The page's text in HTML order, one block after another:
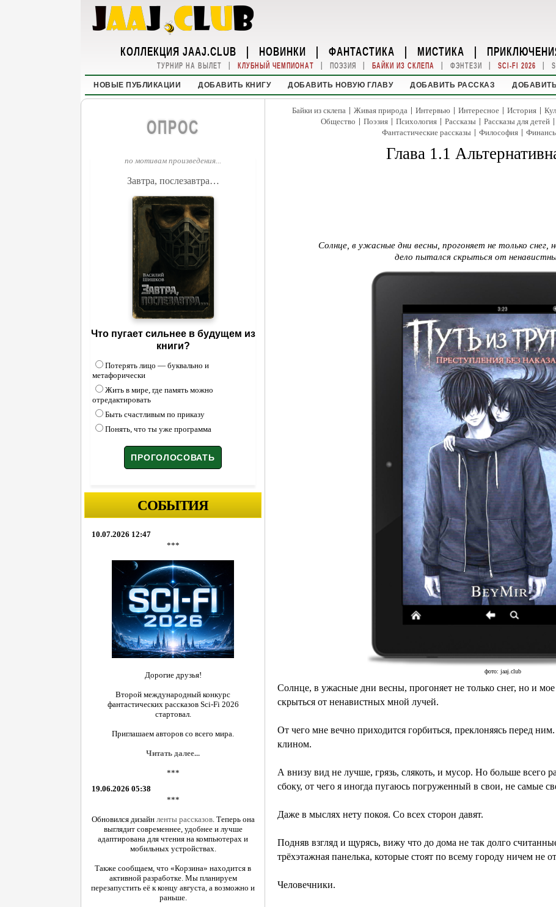
КОЛЛЕКЦИЯ JAAJ.CLUB | НОВИНКИ | ФАНТАСТИКА | МИСТИКА |
ТУРНИР НА ВЫЛЕТ | КЛУБНЫЙ ЧЕМПИОНАТ | ПОЭЗИЯ | БАЙКИ ИЗ СКЛЕПА | ФЭНТЕЗИ | SCI-FI 2026 |
НОВЫЕ ПУБЛИКАЦИИ ДОБАВИТЬ КНИГУ ДОБАВИТЬ НОВУЮ ГЛАВУ ДОБАВИТЬ РАССКАЗ
ОПРОС
по мотивам произведения...
Завтра, послезавтра…
Что пугает сильнее в будущем из
книги?
Потерять лицо — буквально и
метафорически
Жить в мире, где память можно
отредактировать
Быть счастливым по приказу
Понять, что ты уже программа
СОБЫТИЯ
10.07.2026 12:47
***
Дорогие друзья!
Второй международный конкурс
фантастических рассказов Sci-Fi 2026
стартовал.
Приглашаем авторов со всего мира.
Читать далее...
***
19.06.2026 05:38
***
Обновился дизайн ленты рассказов. Теперь она
выглядит современнее, удобнее и лучше
адаптирована для чтения на компьютерах и
мобильных устройствах.
Также сообщаем, что «Корзина» находится в
активной разработке. Мы планируем
перезапустить её к концу августа, а возможно и
раньше.
Байки из склепа | Живая природа | Интервью | Интересное | История |
Общество | Поэзия | Психология | Рассказы | Рассказы для детей |
Фантастические рассказы | Философия |
Глава 1.1
Солнце, в ужасные дни весны, прогоняет не только снег,
дело пытался скрыться от
фото: jaaj.club
Солнце, в ужасные дни весны, прогоняет не только снег, но и
скрыться от ненавистных мной лучей.
От чего мне вечно приходится горбиться, преклоняясь перед
клином.
А внизу вид не лучше, грязь, слякоть, и мусор. Но больше всего
сбоку, от чего я иногда пугаюсь погруженный в свои, не самые
Даже в мыслях нету покоя. Со всех сторон давят.
Подняв взгляд и щурясь, вижу что до дома не так долго
трёхэтажная панелька, которые стоят по всему городу ничем не
Человечники.